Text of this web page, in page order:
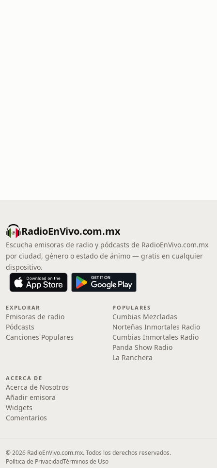
RadioEnVivo.com.mx
Escucha emisoras de radio y pódcasts de RadioEnVivo.com.mx
por ciudad, género o estado de ánimo — gratis en cualquier
dispositivo.
EXPLORAR
Emisoras de radio
Pódcasts
Canciones Populares
POPULARES
Cumbias Mezcladas
Norteñas Inmortales Radio
Cumbias Inmortales Radio
Panda Show Radio
La Ranchera
ACERCA DE
Acerca de Nosotros
Añadir emisora
Widgets
Comentarios
© 2026 RadioEnVivo.com.mx. Todos los derechos reservados.
Política de PrivacidadTérminos de Uso